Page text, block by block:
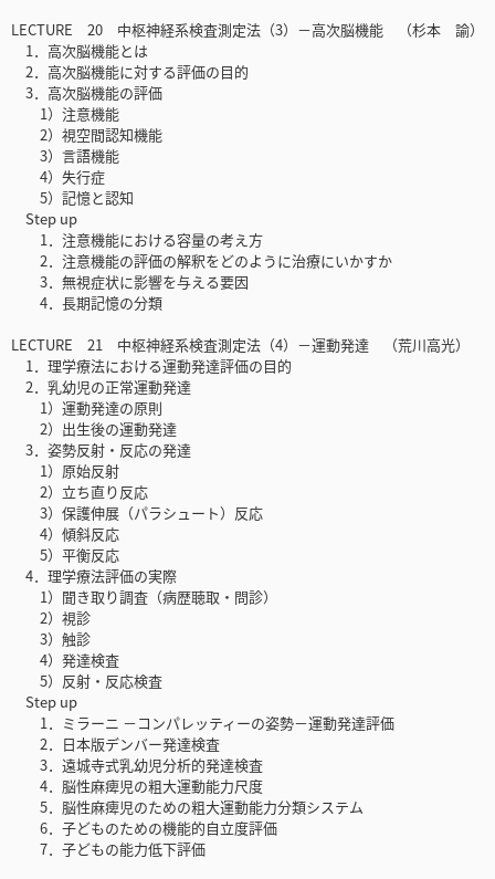
LECTURE 20 中枢神経系検査測定法（3）－高次脳機能 （杉本 諭）
1．高次脳機能とは
2．高次脳機能に対する評価の目的
3．高次脳機能の評価
1）注意機能
2）視空間認知機能
3）言語機能
4）失行症
5）記憶と認知
Step up
1．注意機能における容量の考え方
2．注意機能の評価の解釈をどのように治療にいかすか
3．無視症状に影響を与える要因
4．長期記憶の分類
LECTURE 21 中枢神経系検査測定法（4）－運動発達 （荒川高光）
1．理学療法における運動発達評価の目的
2．乳幼児の正常運動発達
1）運動発達の原則
2）出生後の運動発達
3．姿勢反射・反応の発達
1）原始反射
2）立ち直り反応
3）保護伸展（パラシュート）反応
4）傾斜反応
5）平衡反応
4．理学療法評価の実際
1）聞き取り調査（病歴聴取・問診）
2）視診
3）触診
4）発達検査
5）反射・反応検査
Step up
1．ミラーニ －コンパレッティーの姿勢－運動発達評価
2．日本版デンバー発達検査
3．遠城寺式乳幼児分析的発達検査
4．脳性麻痺児の粗大運動能力尺度
5．脳性麻痺児のための粗大運動能力分類システム
6．子どものための機能的自立度評価
7．子どもの能力低下評価